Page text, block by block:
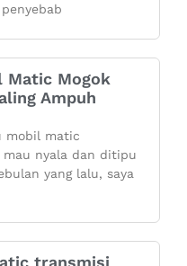
Matic Mogok
Ampuh
mobil matic
mau nyala dan ditipu
yang lalu, saya
transmisi